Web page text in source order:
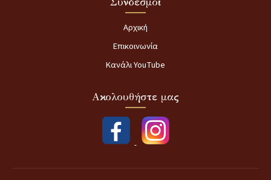
Αρχική
Επικοινωνία
Κανάλι YouTube
Ακολουθήστε μας